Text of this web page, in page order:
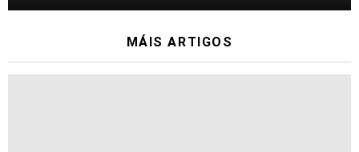
MÁIS ARTIGOS